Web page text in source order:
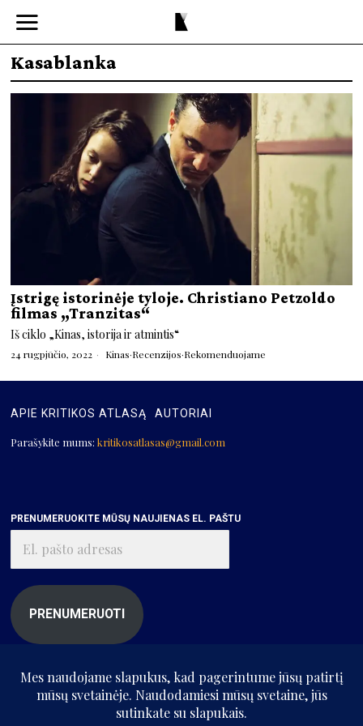
Kasablanka
Įstrigę istorinėje tyloje. Christiano Petzoldo
filmas „Tranzitas“
Iš ciklo „Kinas, istorija ir atmintis“
24 rugpjūčio, 2022 Kinas·Recenzijos·Rekomenduojame
APIE KRITIKOS ATLASĄ AUTORIAI
Parašykite mums:kritikosatlasas@gmail.com
PRENUMERUOKITE MŪSŲ NAUJIENAS EL. PAŠTU
pašto
adresas
PRENUMERUOTI